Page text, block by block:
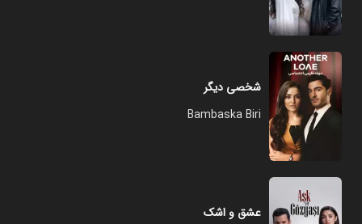
شخصی دیگر
Bambaska Biri
عشق و اشک